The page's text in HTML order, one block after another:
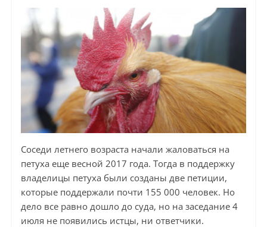
Соседи летнего возраста начали жаловаться на
петуха еще весной 2017 года. Тогда в поддержку
владелицы петуха были созданы две петиции,
которые поддержали почти 155 000 человек. Но
дело все равно дошло до суда, но на заседание 4
июля не появились истцы, ни ответчики.